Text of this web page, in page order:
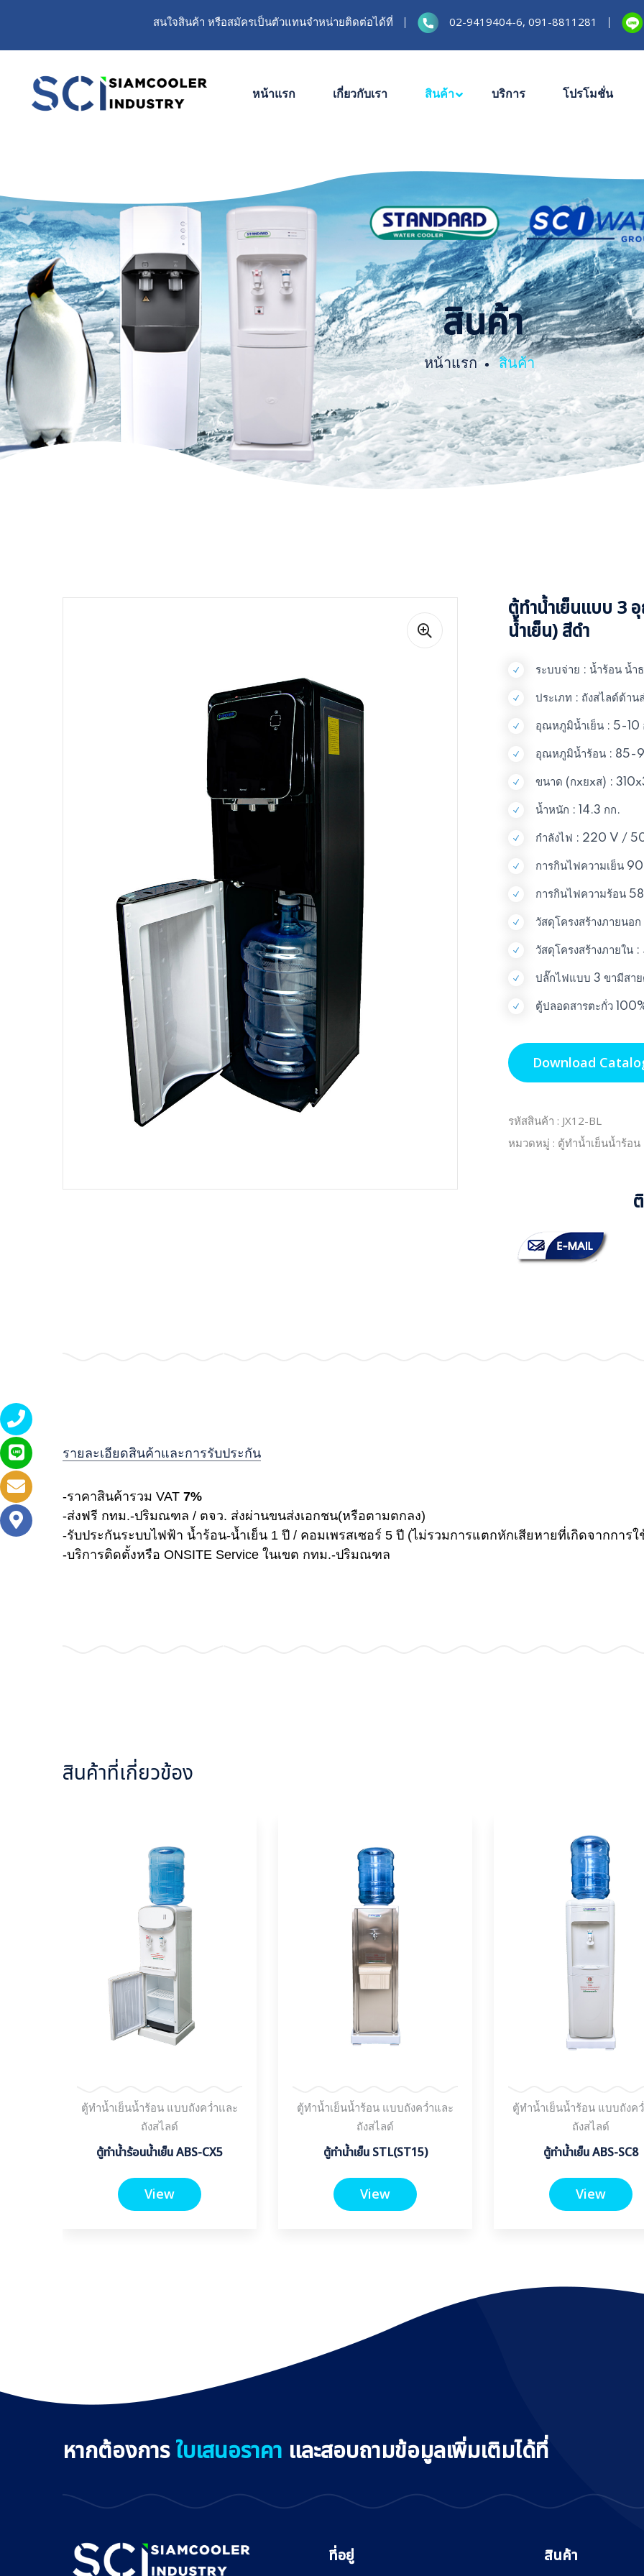
สนใจสินค้า หรือสมัครเป็นตัวแทนจำหน่ายติดต่อได้ที่ 02-9419404-6, 091-8811281
หน้าแรก เกี่ยวกับเรา สินค้า บริการ โปรโมชั่น
สินค้า
หน้าแรก สินค้า
ตู้ทำน้ำเย็นแบบ 3
น้ำเย็น) สีดำ
ระบบจ่าย : น้ำร้อน น้ำ
ประเภท : ถังสไลด์ด้าน
อุณหภูมิน้ำเย็น : 5-10
อุณหภูมิน้ำร้อน : 85-
ขนาด (กxยxส) :
น้ำหนัก : 14.3 กก.
กำลังไฟ : 220 V /
การกินไฟความเย็น
การกินไฟความร้อน
วัสดุโครงสร้างภายนอ
วัสดุโครงสร้างภายใ
ปลั๊กไฟแบบ 3 ขามีสา
ตู้ปลอดสารตะกั่ว
Download
รหัสสินค้า : JX12-BL
หมวดหมู่ : ตู้ทำน้ำเย็นน้ำร้อ
รายละเอียดสินค้าและการรับประกัน
-ราคาสินค้ารวม VAT 7%
-ส่งฟรี กทม.-ปริมณฑล / ตจว. ส่งผ่านขนส่งเอกชน(หรือตามตกลง)
-รับประกันระบบไฟฟ้า น้ำร้อน-น้ำเย็น 1 ปี / คอมเพรสเซอร์ 5 ปี (ไม่รวมการแตกหักเสียหายที่เกิดจากการใ
-บริการติดตั้งหรือ ONSITE Service ในเขต กทม.-ปริมณฑล
สินค้าที่เกี่ยวข้อง
ตู้ทำน้ำเย็นน้ำร้อน แบบถังคว่ำและ
ถังสไลด์
ตู้ทำน้ำร้อนน้ำเย็น ABS-CX5
View
ตู้ทำน้ำเย็นน้ำร้อน แบบถังคว่ำและ
ถังสไลด์
ตู้ทำน้ำเย็น STL(ST15)
View
ตู้ทำน้ำเย็นน้ำร้อน แบบถังค
ถังสไลด์
ตู้ทำน้ำเย็น ABS-SC8
View
หากต้องการใบเสนอราคา และสอบถามข้อมูลเพิ่มเติมได้ที่
ที่อยู่ สินค้า